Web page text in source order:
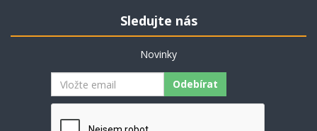
Sledujte nás
Novinky
Odebírat